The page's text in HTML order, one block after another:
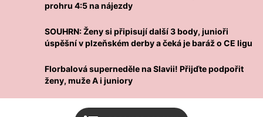
prohru 4:5 na nájezdy
SOUHRN: Ženy si připisují další 3 body, junioři
úspěšní v plzeňském derby a čeká je baráž o CE ligu
Florbalová superneděle na Slavii! Přijďte podpořit
ženy, muže A i juniory
FBŠ SLAVIA Plzeň
Český florbal